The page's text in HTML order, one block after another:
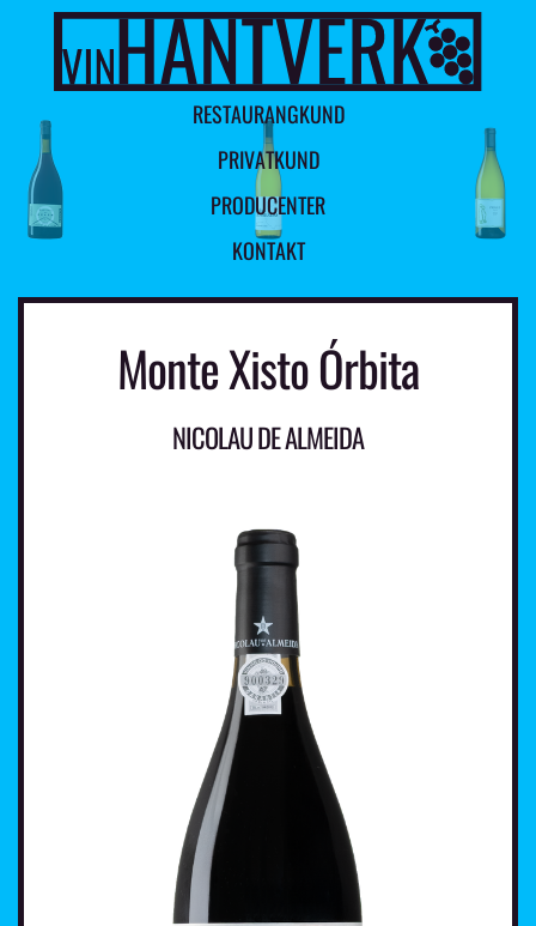
RESTAURANGKUND
PRIVATKUND
PRODUCENTER
KONTAKT
Monte Xisto Órbita
NICOLAU DE ALMEIDA